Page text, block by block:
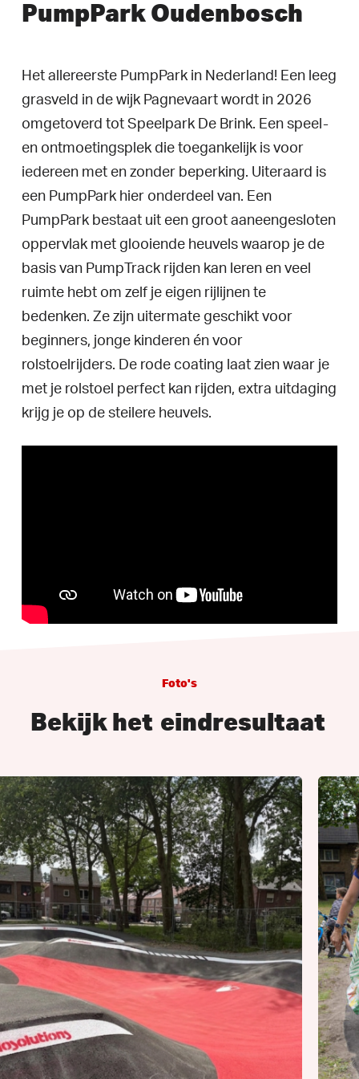
PumpPark Oudenbosch
Het allereerste PumpPark in Nederland! Een leeg
grasveld in de wijk Pagnevaart wordt in 2026
omgetoverd tot Speelpark De Brink. Een speel-
en ontmoetingsplek die toegankelijk is voor
iedereen met en zonder beperking. Uiteraard is
een PumpPark hier onderdeel van. Een
PumpPark bestaat uit een groot aaneengesloten
oppervlak met glooiende heuvels waarop je de
basis van PumpTrack rijden kan leren en veel
ruimte hebt om zelf je eigen rijlijnen te
bedenken. Ze zijn uitermate geschikt voor
beginners, jonge kinderen én voor
rolstoelrijders. De rode coating laat zien waar je
met je rolstoel perfect kan rijden, extra uitdaging
krijg je op de steilere heuvels.
Foto's
Bekijk het eindresultaat